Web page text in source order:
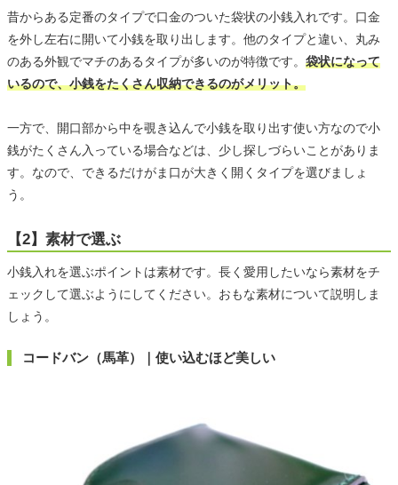
昔からある定番のタイプで口金のついた袋状の小銭入れです。口金
を外し左右に開いて小銭を取り出します。他のタイプと違い、丸み
のある外観でマチのあるタイプが多いのが特徴です。 袋状になって
いるので、小銭をたくさん収納できるのがメリット。
一方で、開口部から中を覗き込んで小銭を取り出す使い方なので小
銭がたくさん入っている場合などは、少し探しづらいことがありま
す。なので、できるだけがま口が大きく開くタイプを選びましょ
う。
【2】素材で選ぶ
小銭入れを選ぶポイントは素材です。長く愛用したいなら素材をチ
ェックして選ぶようにしてください。おもな素材について説明しま
しょう。
コードバン（馬革）｜使い込むほど美しい